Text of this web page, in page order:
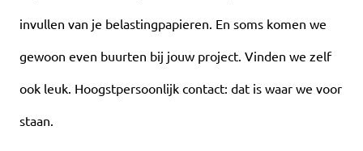
invullen van je belastingpapieren. En soms komen we
gewoon even buurten bij jouw project. Vinden we zelf
ook leuk. Hoogstpersoonlijk contact: dat is waar we voor
staan.